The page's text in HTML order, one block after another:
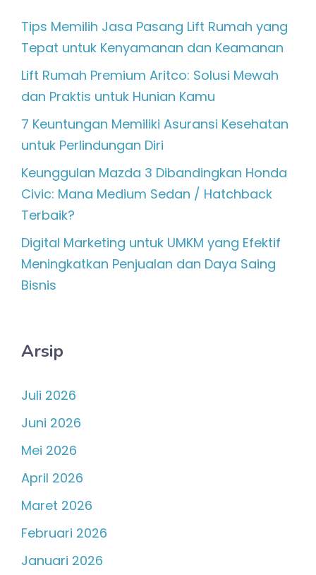
Tips Memilih Jasa Pasang Lift Rumah yang
Tepat untuk Kenyamanan dan Keamanan
Lift Rumah Premium Aritco: Solusi Mewah
dan Praktis untuk Hunian Kamu
7 Keuntungan Memiliki Asuransi Kesehatan
untuk Perlindungan Diri
Keunggulan Mazda 3 Dibandingkan Honda
Civic: Mana Medium Sedan / Hatchback
Terbaik?
Digital Marketing untuk UMKM yang Efektif
Meningkatkan Penjualan dan Daya Saing
Bisnis
Arsip
Juli 2026
Juni 2026
Mei 2026
April 2026
Maret 2026
Februari 2026
Januari 2026